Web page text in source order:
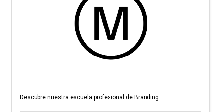
Descubre nuestra escuela profesional de Branding